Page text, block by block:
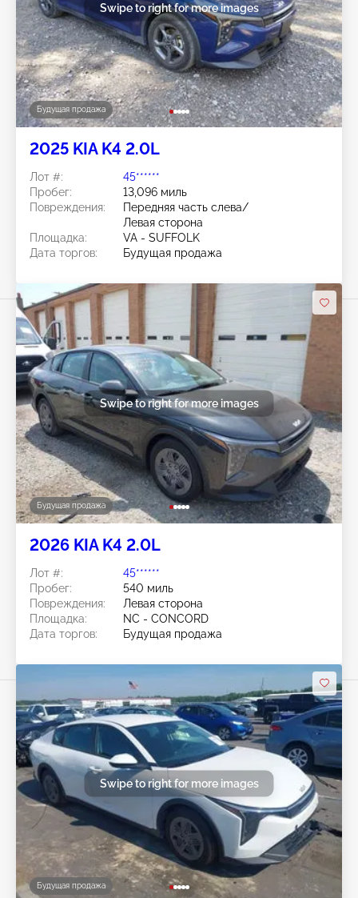
Будущая продажа
Swipe to right for more images
2025 KIA K4 2.0L
Лот #:
45******
Пробег:
13,096 миль
Повреждения:
Передняя часть слева/
Левая сторона
Площадка:
VA - SUFFOLK
Дата торгов:
Будущая продажа
Будущая продажа
Swipe to right for more images
2026 KIA K4 2.0L
Лот #:
45******
Пробег:
540 миль
Повреждения:
Левая сторона
Площадка:
NC - CONCORD
Дата торгов:
Будущая продажа
Будущая продажа
Swipe to right for more images